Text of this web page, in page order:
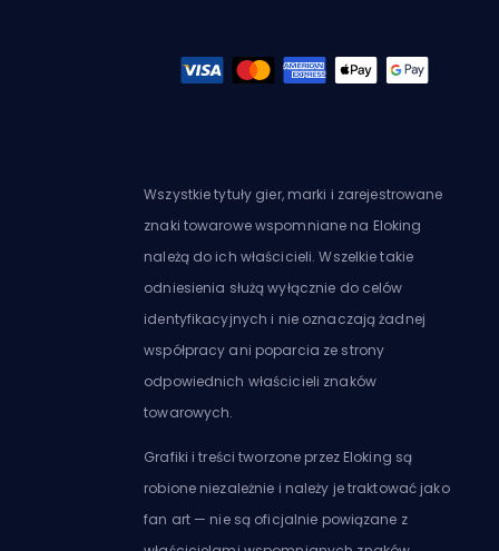
Wszystkie tytuły gier, marki i zarejestrowane
znaki towarowe wspomniane na Eloking
należą do ich właścicieli. Wszelkie takie
odniesienia służą wyłącznie do celów
identyfikacyjnych i nie oznaczają żadnej
współpracy ani poparcia ze strony
odpowiednich właścicieli znaków
towarowych.
Grafiki i treści tworzone przez Eloking są
robione niezależnie i należy je traktować jako
fan art — nie są oficjalnie powiązane z